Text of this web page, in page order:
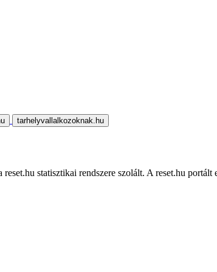
tarhelyvallalkozoknak.hu
statisztikai rendszere szolált. A reset.hu